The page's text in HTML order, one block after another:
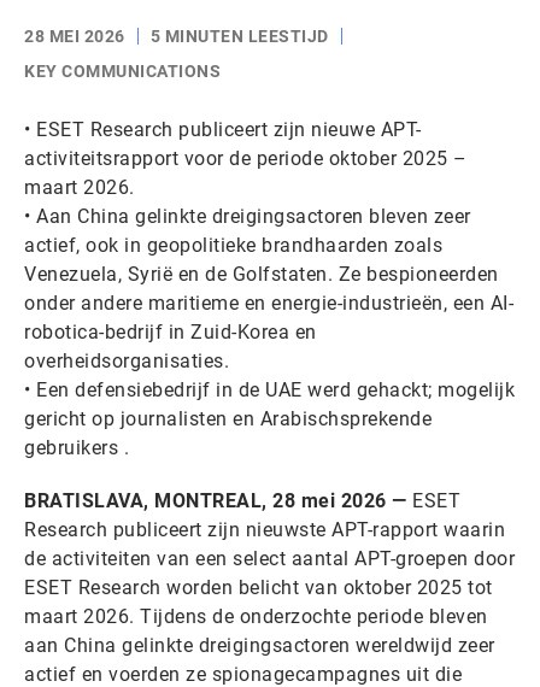
28 MEI 2026
5 MINUTEN LEESTIJD
KEY COMMUNICATIONS
• ESET Research publiceert zijn nieuwe APT-
activiteitsrapport voor de periode oktober 2025 –
maart 2026.
• Aan China gelinkte dreigingsactoren bleven zeer
actief, ook in geopolitieke brandhaarden zoals
Venezuela, Syrië en de Golfstaten. Ze bespioneerden
onder andere maritieme en energie-industrieën, een AI-
robotica-bedrijf in Zuid-Korea en
overheidsorganisaties.
• Een defensiebedrijf in de UAE werd gehackt; mogelijk
gericht op journalisten en Arabischsprekende
gebruikers .
BRATISLAVA, MONTREAL, 28 mei 2026 — ESET
Research publiceert zijn nieuwste APT-rapport waarin
de activiteiten van een select aantal APT-groepen door
ESET Research worden belicht van oktober 2025 tot
maart 2026. Tijdens de onderzochte periode bleven
aan China gelinkte dreigingsactoren wereldwijd zeer
actief en voerden ze spionagecampagnes uit die